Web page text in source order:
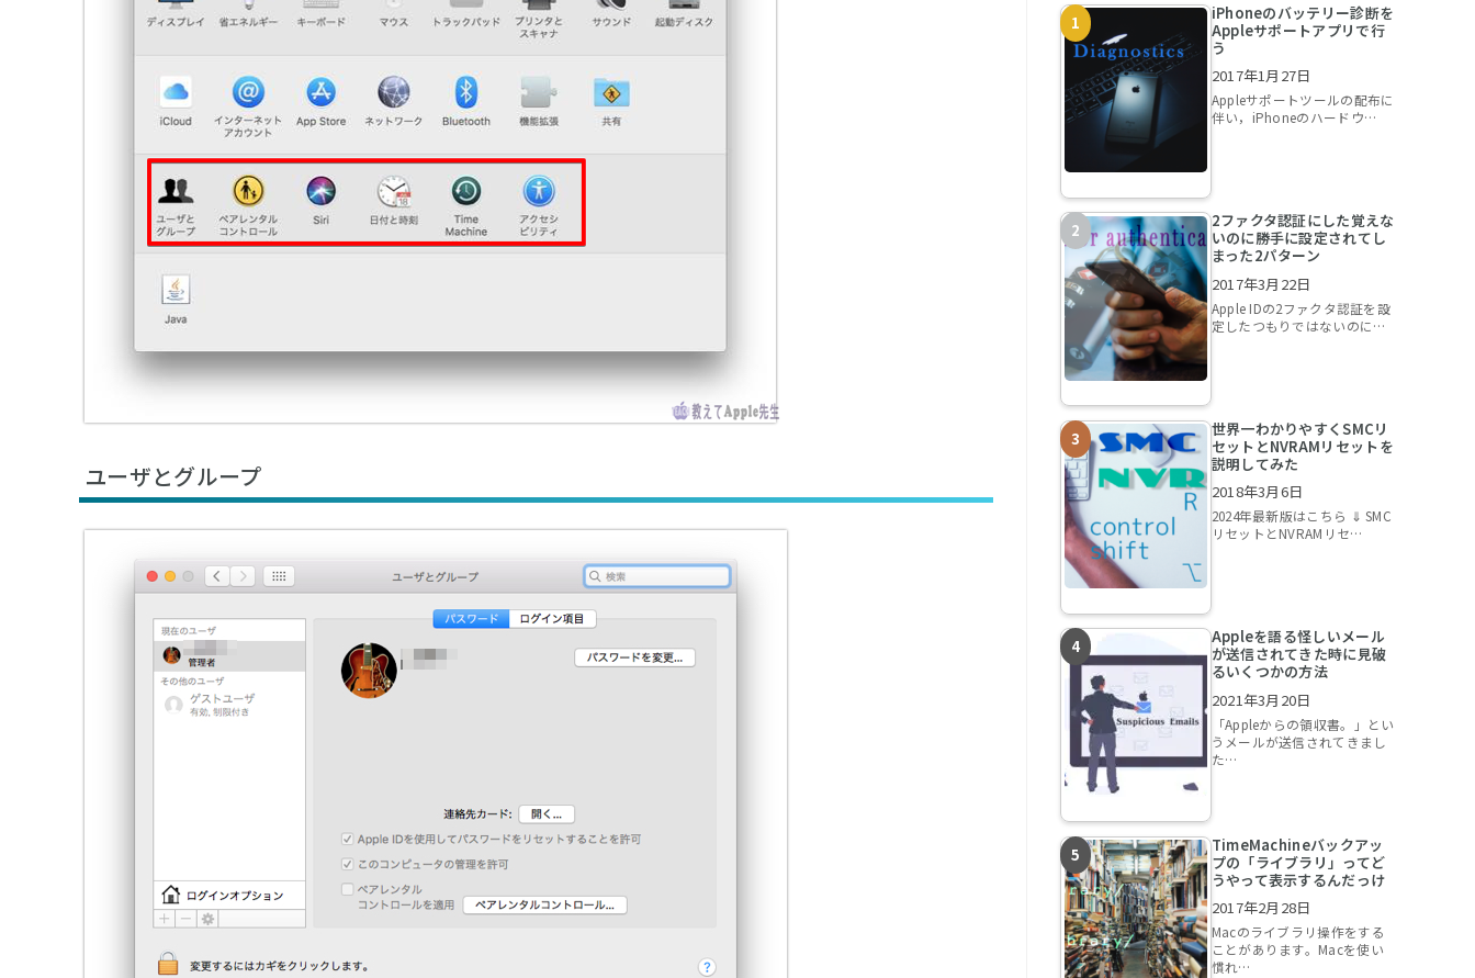
ユーザとグループ
iPhoneのバッテリー診断を
Appleサポートアプリで行
う
2017年1月27日
Appleサポートツールの配布に
伴い，iPhoneのハードウ…
2ファクタ認証にした覚えな
いのに勝手に設定されてし
まった2パターン
2017年3月22日
Apple IDの2ファクタ認証を設
定したつもりではないのに…
世界一わかりやすくSMCリ
セットとNVRAMリセットを
説明してみた
2018年3月6日
2024年最新版はこちら ⇓ SMC
リセットとNVRAMリセ…
Appleを語る怪しいメール
が送信されてきた時に見破
るいくつかの方法
2021年3月20日
「Appleからの領収書。」とい
うメールが送信されてきまし
た…
TimeMachineバックアッ
プの「ライブラリ」ってど
うやって表示するんだっけ
2017年2月28日
Macのライブラリ操作をする
ことがあります。Macを使い
慣れ…